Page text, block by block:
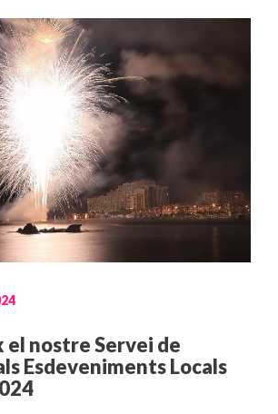
el nostre Servei de
Esdeveniments Locals